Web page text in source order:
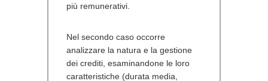
più remunerativi.
Nel secondo caso occorre
analizzare la natura e la gestione
dei crediti, esaminandone le loro
caratteristiche (durata media,